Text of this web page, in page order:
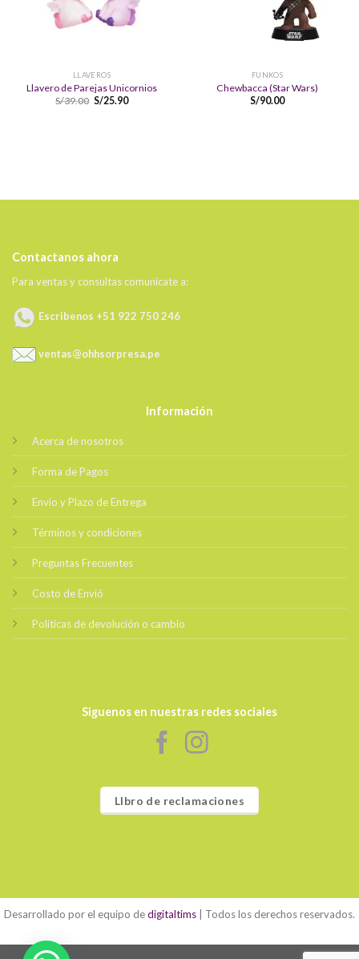
LLAVEROS
Llavero de Parejas Unicornios
S/39.00 S/25.90
FUNKOS
Chewbacca (Star Wars)
S/90.00
Contactanos ahora
Para ventas y consultas comunícate a:
Escribenos +51 922 750 246
ventas@ohhsorpresa.pe
Información
Acerca de nosotros
Forma de Pagos
Envio y Plazo de Entrega
Términos y condiciones
Preguntas Frecuentes
Costo de Envió
Políticas de devolución o cambio
Siguenos en nuestras redes sociales
LIbro de reclamaciones
Desarrollado por el equipo dedigitaltims | Todos los derechos reservados.